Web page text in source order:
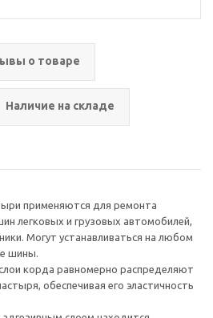
о товаре
Наличие на складе
применяются для ремонта
легковых и грузовых автомобилей,
Могут устанавливаться на любом
шины.
корда равномерно распределяют
обеспечивая его эластичность